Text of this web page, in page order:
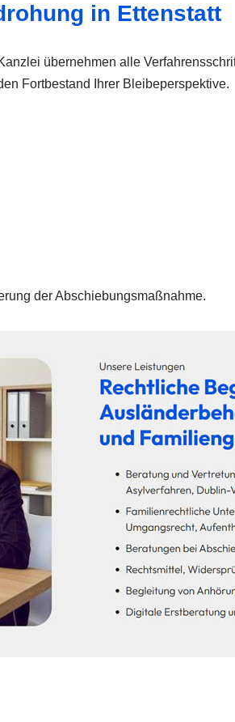
in Ettenstatt
übernehmen alle
Fortbestand Ihrer Bleibeperspektive.
der Abschiebungsmaßnahme.